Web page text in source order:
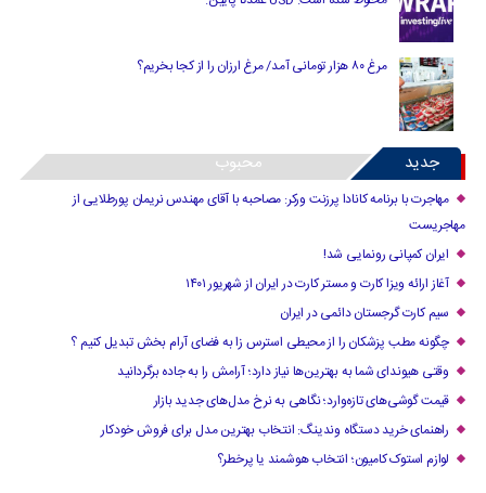
مرغ ۸۰ هزار تومانی آمد/ مرغ ارزان را از کجا بخریم؟
جدید محبوب
مهاجرت با برنامه کانادا پرزنت ورکر: مصاحبه با آقای مهندس نریمان پورطلایی از
مهاجریست
ایران کمپانی رونمایی شد!
آغاز ارائه ویزا کارت و مستر کارت در ایران از شهریور ۱۴۰۱
سیم کارت گرجستان دائمی در ایران
چگونه مطب پزشکان را از محیطی استرس زا به فضای آرام بخش تبدیل کنیم ؟
وقتی هیوندای شما به بهترین‌ها نیاز دارد؛ آرامش را به جاده برگردانید
قیمت گوشی‌های تازه‌وارد؛ نگاهی به نرخ مدل‌های جدید بازار
راهنمای خرید دستگاه وندینگ: انتخاب بهترین مدل برای فروش خودکار
لوازم استوک کامیون؛ انتخاب هوشمند یا پرخطر؟